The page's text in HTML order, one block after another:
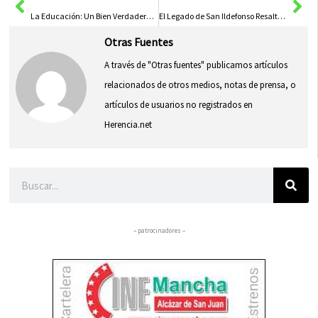
La Educación: Un Bien Verdadero en la Sociedad Contemporánea El Legado de San Ildefonso Resaltado por el Alcalde de Toledo en Jornada de Homenaje y Memoria
Otras Fuentes
A través de "Otras fuentes" publicamos artículos
relacionados de otros medios, notas de prensa, o
artículos de usuarios no registrados en
Herencia.net
– patrocinadores –